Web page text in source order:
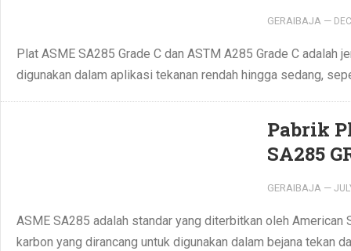
GERAIBAJA —
Plat ASME SA285 Grade C dan ASTM A285 Grade C
digunakan dalam aplikasi tekanan rendah hingga sedang,
Pabrik
SA285
GERAIBAJA —
ASME SA285 adalah standar yang diterbitkan oleh
karbon yang dirancang untuk digunakan dalam bejana tekan